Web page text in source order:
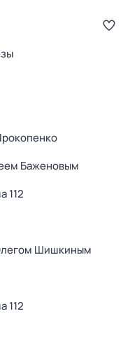
Баженовым
112
Шишкиным
112